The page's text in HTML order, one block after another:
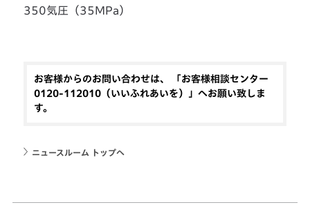
350気圧（35MPa）
お客様からのお問い合わせは、 「お客様相談センター
0120-112010（いいふれあいを）」へお願い致しま
す。
ニュースルーム トップへ